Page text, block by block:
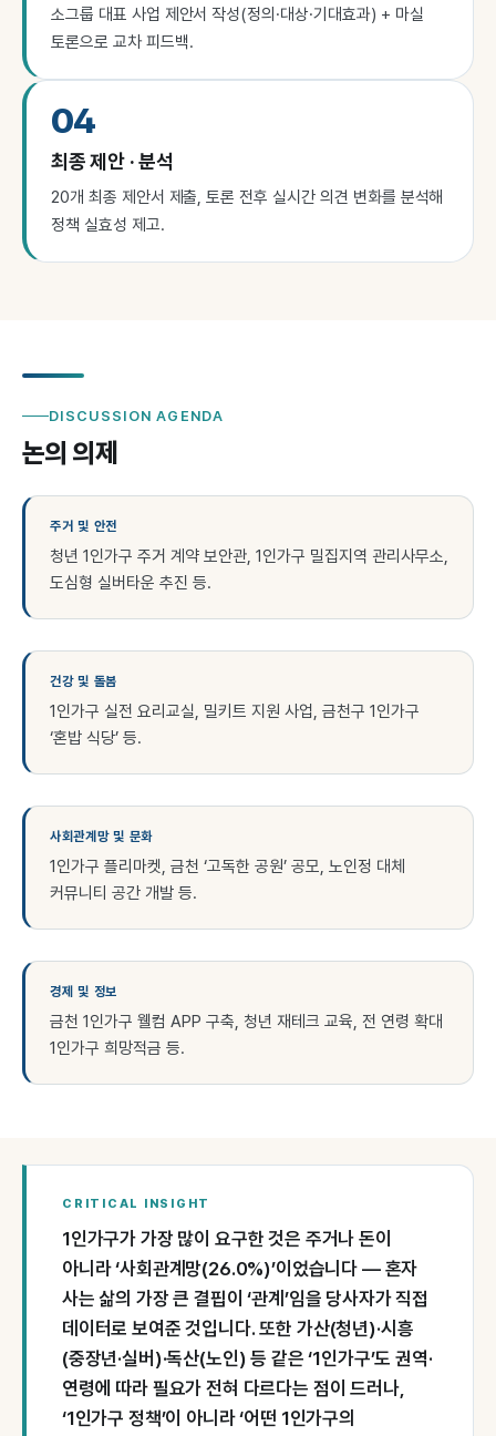
소그룹 대표 사업 제안서 작성(정의·대상·기대효과) + 마실
토론으로 교차 피드백.
04
최종 제안 · 분석
20개 최종 제안서 제출, 토론 전후 실시간 의견 변화를 분석해
정책 실효성 제고.
DISCUSSION AGENDA
논의 의제
주거 및 안전
청년 1인가구 주거 계약 보안관, 1인가구 밀집지역 관리사무소,
도심형 실버타운 추진 등.
건강 및 돌봄
1인가구 실전 요리교실, 밀키트 지원 사업, 금천구 1인가구
‘혼밥 식당’ 등.
사회관계망 및 문화
1인가구 플리마켓, 금천 ‘고독한 공원’ 공모, 노인정 대체
커뮤니티 공간 개발 등.
경제 및 정보
금천 1인가구 웰컴 APP 구축, 청년 재테크 교육, 전 연령 확대
1인가구 희망적금 등.
CRITICAL INSIGHT
1인가구가 가장 많이 요구한 것은 주거나 돈이
아니라 ‘사회관계망(26.0%)’이었습니다 — 혼자
사는 삶의 가장 큰 결핍이 ‘관계’임을 당사자가 직접
데이터로 보여준 것입니다. 또한 가산(청년)·시흥
(중장년·실버)·독산(노인) 등 같은 ‘1인가구’도 권역·
연령에 따라 필요가 전혀 다르다는 점이 드러나,
‘1인가구 정책’이 아니라 ‘어떤 1인가구의